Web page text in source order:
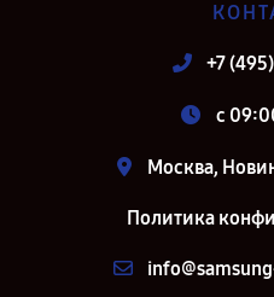
+7
c
Москва,
Политика